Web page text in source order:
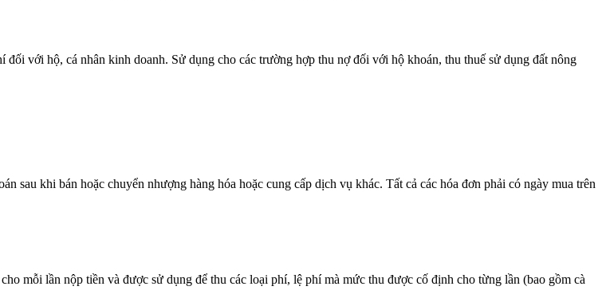
với hộ, cá nhân kinh doanh. Sử dụng cho các trường hợp thu nợ đối với hộ khoán, thu thuế sử dụng đất nông
sau khi bán hoặc chuyển nhượng hàng hóa hoặc cung cấp dịch vụ khác. Tất cả các hóa đơn phải có ngày mua trên
mỗi lần nộp tiền và được sử dụng để thu các loại phí, lệ phí mà mức thu được cố định cho từng lần (bao gồm cà